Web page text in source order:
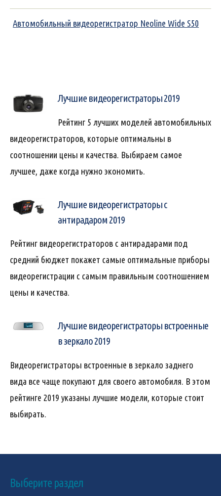
Автомобильный видеорегистратор Neoline Wide S50
Лучшие видеорегистраторы 2019
Рейтинг 5 лучших моделей автомобильных
видеорегистраторов, которые оптимальны в
соотношении цены и качества. Выбираем самое
лучшее, даже когда нужно экономить.
Лучшие видеорегистраторы с
антирадаром 2019
Рейтинг видеорегистраторов с антирадарами под
средний бюджет покажет самые оптимальные приборы
видеорегистрации с самым правильным соотношением
цены и качества.
Лучшие видеорегистраторы встроенные
в зеркало 2019
Видеорегистраторы встроенные в зеркало заднего
вида все чаще покупают для своего автомобиля. В этом
рейтинге 2019 указаны лучшие модели, которые стоит
выбирать.
Выберите раздел